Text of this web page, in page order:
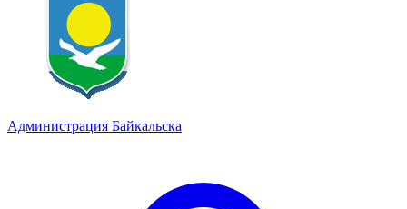
Администрация Байкальска